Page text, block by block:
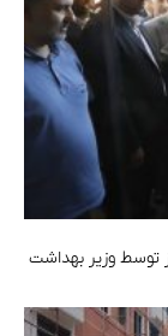
توسط وزیر بهداشت